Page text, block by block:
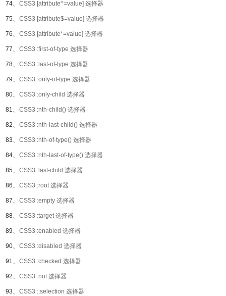
74、 CSS3 [attribute^=value] 选择器
75、 CSS3 [attribute$=value] 选择器
76、 CSS3 [attribute*=value] 选择器
77、 CSS3 :first-of-type 选择器
78、 CSS3 :last-of-type 选择器
79、 CSS3 :only-of-type 选择器
80、 CSS3 :only-child 选择器
81、 CSS3 :nth-child() 选择器
82、 CSS3 :nth-last-child() 选择器
83、 CSS3 :nth-of-type() 选择器
84、 CSS3 :nth-last-of-type() 选择器
85、 CSS3 :last-child 选择器
86、 CSS3 :root 选择器
87、 CSS3 :empty 选择器
88、 CSS3 :target 选择器
89、 CSS3 :enabled 选择器
90、 CSS3 :disabled 选择器
91、 CSS3 :checked 选择器
92、 CSS3 :not 选择器
93、 CSS3 ::selection 选择器